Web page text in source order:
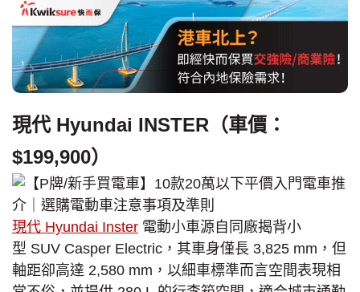
現代 Hyundai INSTER（車價：
$199,900）
現代 Hyundai Inster 電動小車源自同廠揭背小
型 SUV Casper Electric，其車身僅長 3,825 mm，但
軸距卻高達 2,580 mm，以細車標準而言空間表現相